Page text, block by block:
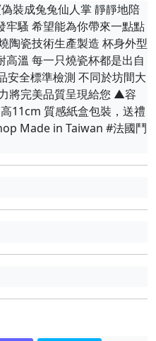
裝成兔兔仙人掌 靜靜地陪
牢騷 希望能為你帶來一點點
陶瓷技術生產製造 杯身外型
溫 每一只燒瓷杯都是出自
安全標準檢測 不同於坊間大
將完美品質呈現給您 ▲容
11cm 質感紙盒包裝，送禮
Made in Taiwan #法國鬥